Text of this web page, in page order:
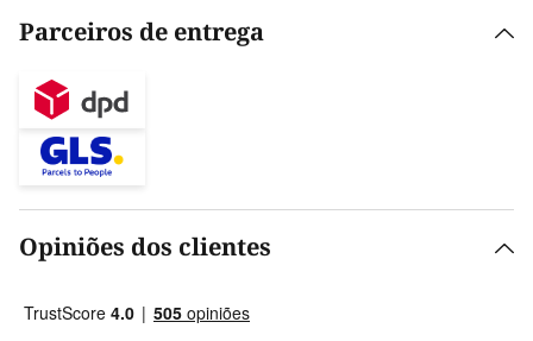
Parceiros de entrega
Opiniões dos clientes